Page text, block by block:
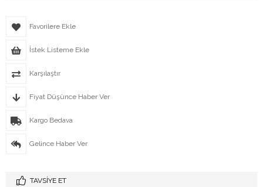
Favorilere Ekle
İstek Listeme Ekle
Karşılaştır
Fiyat Düşünce Haber Ver
Kargo Bedava
Gelince Haber Ver
TAVSIYE ET